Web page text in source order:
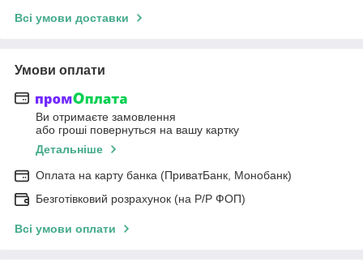
Всі умови доставки
Умови оплати
Ви отримаєте замовлення
або гроші повернуться на вашу картку
Детальніше
Оплата на карту банка (ПриватБанк, Монобанк)
Безготівковий розрахунок (на Р/Р ФОП)
Всі умови оплати